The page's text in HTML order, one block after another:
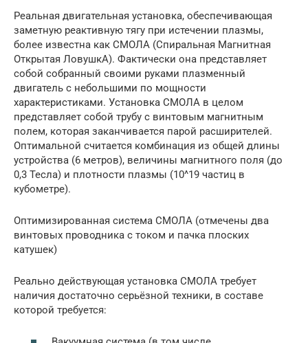
Реальная двигательная установка, обеспечивающая
заметную реактивную тягу при истечении плазмы,
более известна как СМОЛА (Спиральная Магнитная
Открытая ЛовушкА). Фактически она представляет
собой собранный своими руками плазменный
двигатель с небольшими по мощности
характеристиками. Установка СМОЛА в целом
представляет собой трубу с винтовым магнитным
полем, которая заканчивается парой расширителей.
Оптимальной считается комбинация из общей длины
устройства (6 метров), величины магнитного поля (до
0,3 Тесла) и плотности плазмы (10^19 частиц в
кубометре).
Оптимизированная система СМОЛА (отмечены два
винтовых проводника с током и пачка плоских
катушек)
Реально действующая установка СМОЛА требует
наличия достаточно серьёзной техники, в составе
которой требуется: